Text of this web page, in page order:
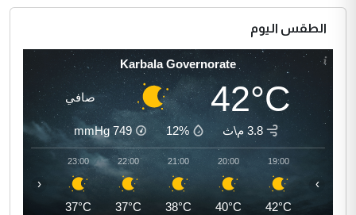
الطقس اليوم
Karbala Governorate
42°C صافي
3.8 م\ث 12%
749
mmHg
19:00
42°C
20:00
40°C
21:00
38°C
22:00
37°C
23:00
37°C
‹ ›